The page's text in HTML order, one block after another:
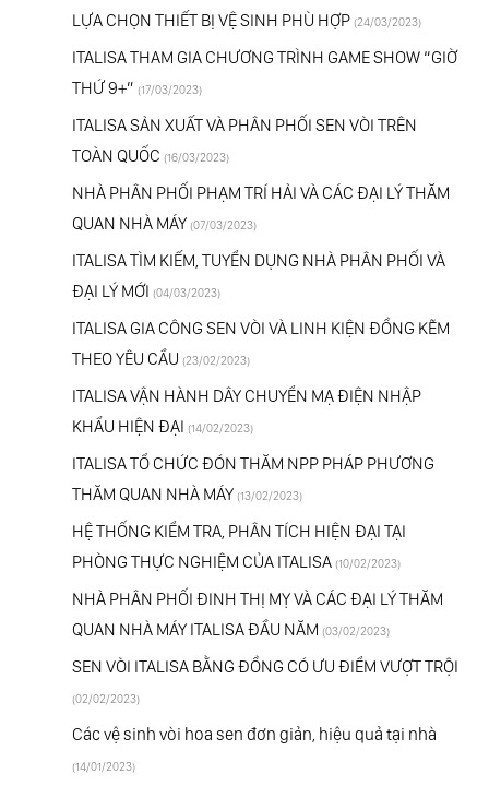
LỰA CHỌN THIẾT BỊ VỆ SINH PHÙ HỢP (24/03/2023)
ITALISA THAM GIA CHƯƠNG TRÌNH GAME SHOW “GIỜ
THỨ 9+” (17/03/2023)
ITALISA SẢN XUẤT VÀ PHÂN PHỐI SEN VÒI TRÊN
TOÀN QUỐC (16/03/2023)
NHÀ PHÂN PHỐI PHẠM TRÍ HẢI VÀ CÁC ĐẠI LÝ THĂM
QUAN NHÀ MÁY (07/03/2023)
ITALISA TÌM KIẾM, TUYỂN DỤNG NHÀ PHÂN PHỐI VÀ
ĐẠI LÝ MỚI (04/03/2023)
ITALISA GIA CÔNG SEN VÒI VÀ LINH KIỆN ĐỒNG KẼM
THEO YÊU CẦU (23/02/2023)
ITALISA VẬN HÀNH DÂY CHUYỂN MẠ ĐIỆN NHẬP
KHẨU HIỆN ĐẠI (14/02/2023)
ITALISA TỔ CHỨC ĐÓN THĂM NPP PHÁP PHƯƠNG
THĂM QUAN NHÀ MÁY (13/02/2023)
HỆ THỐNG KIỂM TRA, PHÂN TÍCH HIỆN ĐẠI TẠI
PHÒNG THỰC NGHIỆM CỦA ITALISA (10/02/2023)
NHÀ PHÂN PHỐI ĐINH THỊ MỴ VÀ CÁC ĐẠI LÝ THĂM
QUAN NHÀ MÁY ITALISA ĐẦU NĂM (03/02/2023)
SEN VÒI ITALISA BẰNG ĐỒNG CÓ ƯU ĐIỂM VƯỢT TRỘI
(02/02/2023)
Các vệ sinh vòi hoa sen đơn giản, hiệu quả tại nhà
(14/01/2023)